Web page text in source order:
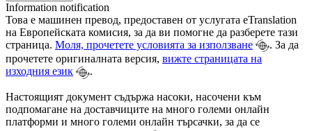
Information notification
Това е машинен превод, предоставен от услугата eTranslation
на Европейската комисия, за да ви помогне да разберете тази
страница. Моля, прочетете условията за използване
. За да
прочетете оригиналната версия, вижте страницата на
изходния език
.
Настоящият документ съдържа насоки, насочени към
подпомагане на доставчиците на много големи онлайн
платформи и много големи онлайн търсачки, за да се